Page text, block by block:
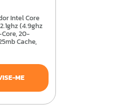
(4.9ghz
Core, 20-
Cache,
ME